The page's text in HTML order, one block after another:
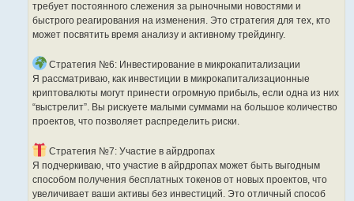
требует постоянного слежения за рыночными новостями и
быстрого реагирования на изменения. Это стратегия для тех, кто
может посвятить время анализу и активному трейдингу.
Стратегия №6: Инвестирование в микрокапитализации
Я рассматриваю, как инвестиции в микрокапитализационные
криптовалюты могут принести огромную прибыль, если одна из них
“выстрелит”. Вы рискуете малыми суммами на большое количество
проектов, что позволяет распределить риски.
Стратегия №7: Участие в айрдропах
Я подчеркиваю, что участие в айрдропах может быть выгодным
способом получения бесплатных токенов от новых проектов, что
увеличивает ваши активы без инвестиций. Это отличный способ